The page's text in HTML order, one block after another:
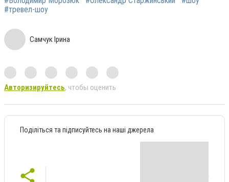
#тревел-шоу
Самчук Ірина
Авторизируйтесь, чтобы оценить
Поділіться та підписуйтесь на наші джерела